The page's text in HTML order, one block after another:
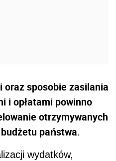
sposobie zasilania
i opłatami powinno
otrzymywanych
państwa.
wydatków,